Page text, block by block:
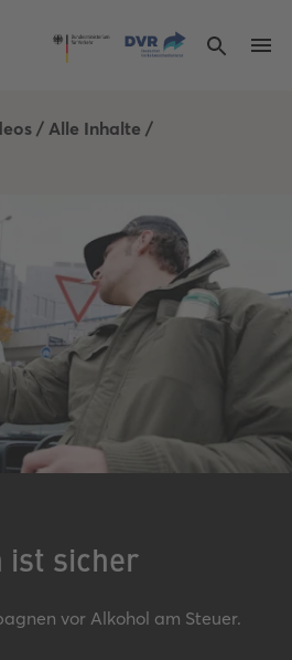
/ Alle Inhalte /
ist sicher
vor Alkohol am Steuer.